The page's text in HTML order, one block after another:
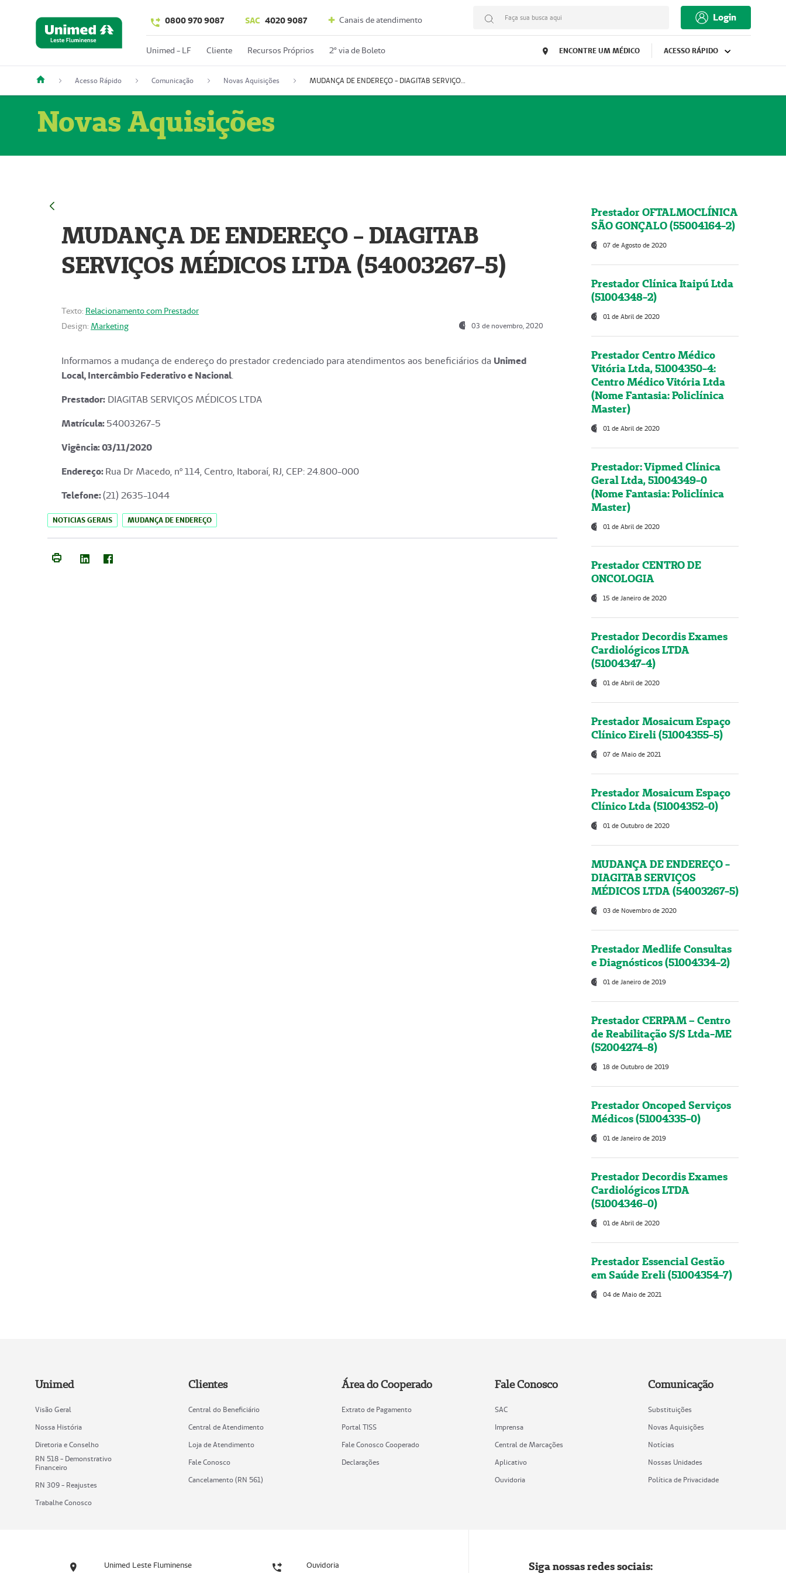
0800 970 9087 SAC 4020 9087 Canais de atendimento Faça sua busca aqui Login
Unimed - LF Cliente Recursos Próprios 2º via de Boleto ENCONTRE UM MÉDICO ACESSO RÁPIDO
Acesso Rápido Comunicação Novas Aquisições MUDANÇA DE ENDEREÇO - DIAGITAB SERVIÇOS MÉDICOS LTDA (54003267-5)
Novas Aquisições
MUDANÇA DE ENDEREÇO - DIAGITAB
SERVIÇOS MÉDICOS LTDA (54003267-5)
Texto: Relacionamento com Prestador
Design: Marketing 03 de novembro, 2020
Informamos a mudança de endereço do prestador credenciado para atendimentos aos beneficiários da Unimed
Local, Intercâmbio Federativo e Nacional.
Prestador: DIAGITAB SERVIÇOS MÉDICOS LTDA
Matrícula:54003267-5
Vigência: 03/11/2020
Endereço:Rua Dr Macedo, nº 114, Centro, Itaboraí, RJ, CEP: 24.800-000
Telefone:(21) 2635-1044
NOTICIAS GERAIS MUDANÇA DE ENDEREÇO
Prestador OFTALMOCLÍNICA
SÃO GONÇALO (55004164-2)
07 de Agosto de 2020
Prestador Clínica Itaipú Ltda
(51004348-2)
01 de Abril de 2020
Prestador Centro Médico
Vitória Ltda, 51004350-4:
Centro Médico Vitória Ltda
(Nome Fantasia: Policlínica
Master)
01 de Abril de 2020
Prestador: Vipmed Clínica
Geral Ltda, 51004349-0
(Nome Fantasia: Policlínica
Master)
01 de Abril de 2020
Prestador CENTRO DE
ONCOLOGIA
15 de Janeiro de 2020
Prestador Decordis Exames
Cardiológicos LTDA
(51004347-4)
01 de Abril de 2020
Prestador Mosaicum Espaço
Clínico Eireli (51004355-5)
07 de Maio de 2021
Prestador Mosaicum Espaço
Clínico Ltda (51004352-0)
01 de Outubro de 2020
MUDANÇA DE ENDEREÇO -
DIAGITAB SERVIÇOS
MÉDICOS LTDA (54003267-5)
03 de Novembro de 2020
Prestador Medlife Consultas
e Diagnósticos (51004334-2)
01 de Janeiro de 2019
Prestador CERPAM – Centro
de Reabilitação S/S Ltda-ME
(52004274-8)
18 de Outubro de 2019
Prestador Oncoped Serviços
Médicos (51004335-0)
01 de Janeiro de 2019
Prestador Decordis Exames
Cardiológicos LTDA
(51004346-0)
01 de Abril de 2020
Prestador Essencial Gestão
em Saúde Ereli (51004354-7)
04 de Maio de 2021
Unimed
Visão Geral
Nossa História
Diretoria e Conselho
RN 518 - Demonstrativo
Financeiro
RN 309 - Reajustes
Trabalhe Conosco
Clientes
Central do Beneficiário
Central de Atendimento
Loja de Atendimento
Fale Conosco
Cancelamento (RN 561)
Área do Cooperado
Extrato de Pagamento
Portal TISS
Fale Conosco Cooperado
Declarações
Fale Conosco
SAC
Imprensa
Central de Marcações
Aplicativo
Ouvidoria
Comunicação
Substituições
Novas Aquisições
Notícias
Nossas Unidades
Política de Privacidade
Unimed Leste Fluminense Ouvidoria Siga nossas redes sociais: